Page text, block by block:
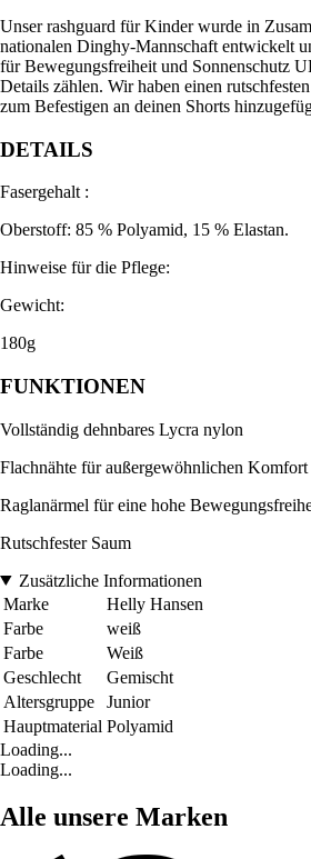
Unser rashguard für Kinder wurde in
nationalen Dinghy-Mannschaft entwickelt
für Bewegungsfreiheit und Sonnenschutz
Details zählen. Wir haben einen
zum Befestigen an deinen Shorts
DETAILS
Fasergehalt :
Oberstoff: 85 % Polyamid, 15 % Elastan.
Hinweise für die Pflege:
Gewicht:
180g
FUNKTIONEN
Vollständig dehnbares Lycra nylon
Flachnähte für außergewöhnlichen
Raglanärmel für eine hohe
Rutschfester Saum
Zusätzliche Informationen
Marke
Helly Hansen
Farbe
weiß
Farbe
Weiß
Geschlecht
Gemischt
Altersgruppe
Junior
Hauptmaterial Polyamid
Loading...
Loading...
Alle unsere Marken